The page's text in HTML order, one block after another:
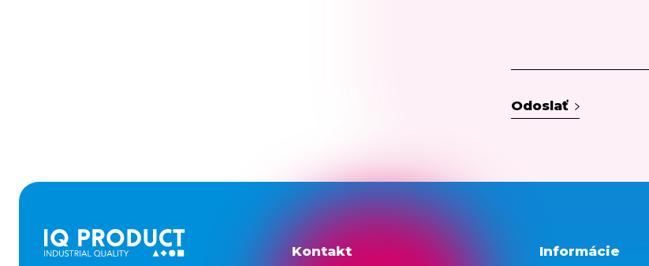
Odoslať
Kontakt Informácie